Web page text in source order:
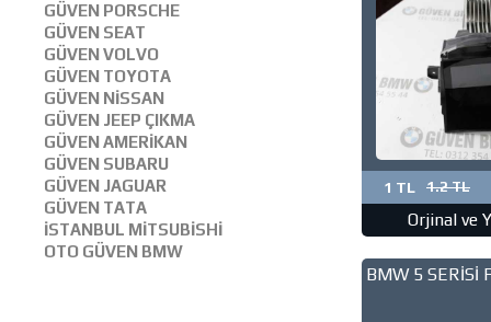
GÜVEN PORSCHE
GÜVEN SEAT
GÜVEN VOLVO
GÜVEN TOYOTA
GÜVEN NİSSAN
GÜVEN JEEP ÇIKMA
GÜVEN AMERİKAN
GÜVEN SUBARU
GÜVEN JAGUAR
GÜVEN TATA
İSTANBUL MİTSUBİSHİ
OTO GÜVEN BMW
1 TL 1.2 TL
Orjinal ve
BMW 5 SERİSİ